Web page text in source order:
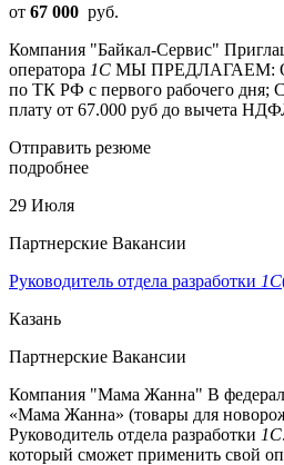
от 67 000 руб.
Компания "Байкал-Сервис"
оператора 1С МЫ ПРЕДЛАГАЕМ:
по ТК РФ с первого рабочего дня;
плату от 67.000 руб до вычета
Отправить резюме
подробнее
29 Июля
Партнерские Вакансии
Руководитель отдела разработки 1С
Казань
Партнерские Вакансии
Компания "Мама Жанна" В
«Мама Жанна» (товары для
Руководитель отдела разработки 1С
который сможет применить свой